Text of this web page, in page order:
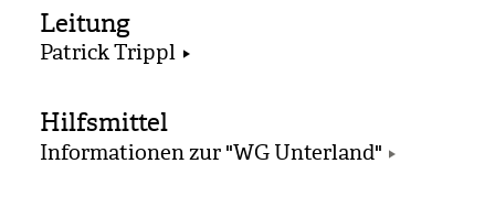
Leitung
Patrick Trippl
Hilfsmittel
Informationen zur "WG Unterland"